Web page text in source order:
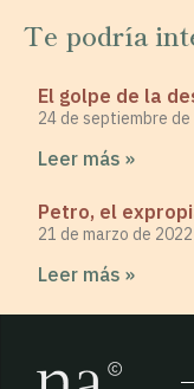
Te podría
El golpe de la
24 de septiembre
Leer más »
Petro, el
21 de marzo de 2022
Leer más »